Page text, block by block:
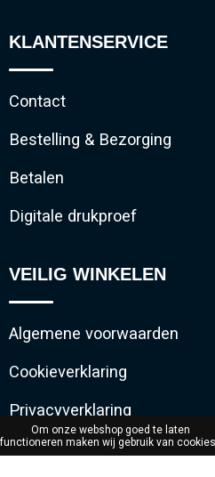
KLANTENSERVICE
Contact
Bestelling & Bezorging
Betalen
Digitale drukproef
VEILIG WINKELEN
Algemene voorwaarden
Cookieverklaring
Privacyverklaring
Disclaimer
Om onze webshop goed te laten
functioneren maken wij gebruik van cookies.